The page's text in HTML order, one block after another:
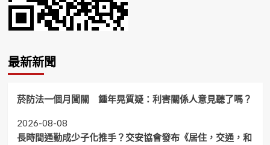
最新新聞
菸防法一個月闖關 鍾年晃質疑：利害關係人意見聽了嗎？
2026-08-08
長時間通勤成少子化推手？交安協會發布《居住，交通，和